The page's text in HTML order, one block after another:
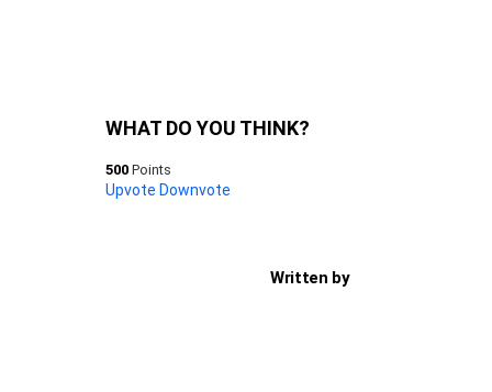
WHAT DO YOU THINK?
500 Points
Upvote Downvote
Written by